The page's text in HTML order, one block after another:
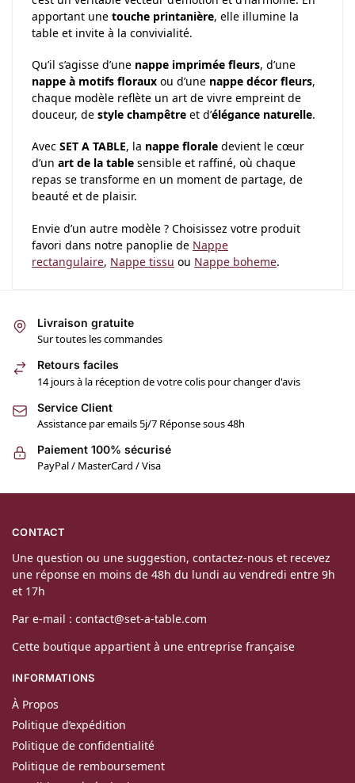
apportant une touche printanière, elle illumine la
table et invite à la convivialité.
Qu’il s’agisse d’une nappe imprimée fleurs, d’une
nappe à motifs floraux ou d’une nappe décor fleurs,
chaque modèle reflète un art de vivre empreint de
douceur, de style champêtre et d’élégance naturelle.
Avec SET A TABLE, la nappe florale devient le cœur
d’un art de la table sensible et raffiné, où chaque
repas se transforme en un moment de partage, de
beauté et de plaisir.
Envie d’un autre modèle ? Choisissez votre produit
favori dans notre panoplie de Nappe
rectangulaire, Nappe tissu ou Nappe boheme.
Livraison gratuite
Sur toutes les commandes
Retours faciles
14 jours à la réception de votre colis pour changer d'avis
Service Client
Assistance par emails 5j/7 Réponse sous 48h
Paiement 100% sécurisé
PayPal / MasterCard / Visa
CONTACT
Une question ou une suggestion, contactez-nous et recevez
une réponse en moins de 48h du lundi au vendredi entre 9h
et 17h
Par e-mail : contact@set-a-table.com
Cette boutique appartient à une entreprise française
INFORMATIONS
À Propos
Politique d’expédition
Politique de confidentialité
Politique de remboursement